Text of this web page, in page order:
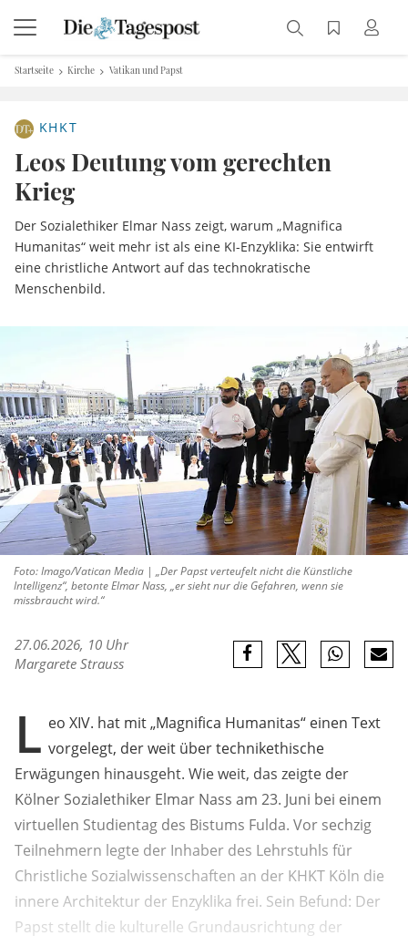
Startseite Kirche Vatikan und Papst
KHKT
Leos Deutung vom gerechten
Krieg
Der Sozialethiker Elmar Nass zeigt, warum „Magnifica
Humanitas“ weit mehr ist als eine KI-Enzyklika: Sie entwirft
eine christliche Antwort auf das technokratische
Menschenbild.
Foto: Imago/Vatican Media | „Der Papst verteufelt nicht die Künstliche
Intelligenz“, betonte Elmar Nass, „er sieht nur die Gefahren, wenn sie
missbraucht wird.“
27.06.2026, 10 Uhr
Margarete Strauss
L eo XIV. hat mit „Magnifica Humanitas“ einen Text
vorgelegt, der weit über technikethische
Erwägungen hinausgeht. Wie weit, das zeigte der
Kölner Sozialethiker Elmar Nass am 23. Juni bei einem
virtuellen Studientag des Bistums Fulda. Vor sechzig
Teilnehmern legte der Inhaber des Lehrstuhls für
Christliche Sozialwissenschaften an der KHKT Köln die
innere Architektur der Enzyklika frei. Sein Befund: Der
Papst stellt die kulturelle Grundausrichtung der